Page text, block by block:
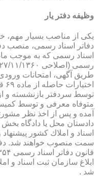
وظیفه دفتر یار
یكی از مناصب بسیار مهم،
دفاتر اسناد رسمی، منصب
طریق آگهی، امتحانات
توسط سردفتر بازنشسته و از
متوفاه معرفی و توسط
آمده و پس از اخذ نظر
دادستان محل یا دادگاه
اسناد و املاك كشور
ابلاغ سازمان ثبت اسناد
شد .